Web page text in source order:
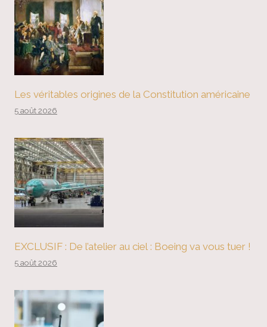
Les véritables origines de la Constitution américaine
5 août 2026
EXCLUSIF : De l’atelier au ciel : Boeing va vous tuer !
5 août 2026